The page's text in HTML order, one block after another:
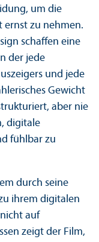
um die
ernst zu nehmen.
schaffen eine
der jede
und jede
Gewicht
aber nie
digitale
fühlbar zu
durch seine
ihrem digitalen
auf
zeigt der Film,